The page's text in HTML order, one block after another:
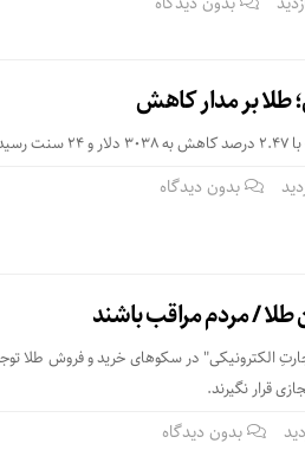
بدون دیدگاه
/ مردم مراقب باشند
الکترونیکی" در سکوهای خرید و فروش طلا
قرار نگیرند.
بدون دیدگاه